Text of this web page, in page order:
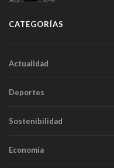
CATEGORÍAS
Actualidad
Deportes
Sostenibilidad
Economía